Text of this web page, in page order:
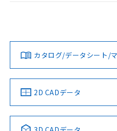
ログイン/
ダウンロードデータをご利用い
みください。
ソフトウェアの使用条件
EU RoHS 注意事項・凡例
対応済み
中国 RoHS 注意事項・凡例
カタログ/データシート/
2D CADデータ